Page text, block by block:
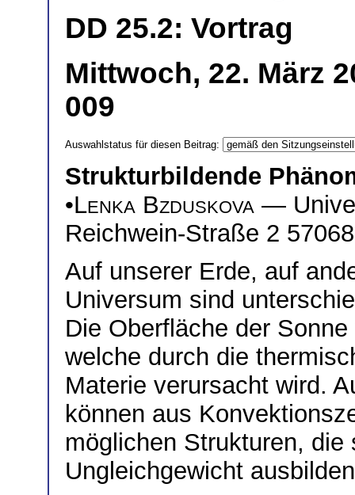
DD 25.2: Vortrag
Mittwoch, 22. März
009
Auswahlstatus für diesen Beitrag:
Strukturbildende
•Lenka Bzduskova —
Reichwein-Straße 2
Auf unserer Erde, auf
Universum sind
Die Oberfläche der
welche durch die
Materie verursacht wird.
können aus
möglichen Strukturen,
Ungleichgewicht